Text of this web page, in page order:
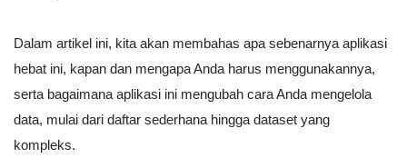
Dalam artikel ini, kita akan membahas apa sebenarnya aplikasi
hebat ini, kapan dan mengapa Anda harus menggunakannya,
serta bagaimana aplikasi ini mengubah cara Anda mengelola
data, mulai dari daftar sederhana hingga dataset yang
kompleks.